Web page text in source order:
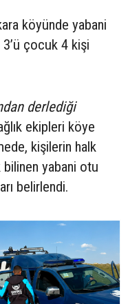
köyünde yabani
çocuk 4 kişi
derlediği
ekipleri köye
kişilerin halk
bilinen yabani otu
belirlendi.